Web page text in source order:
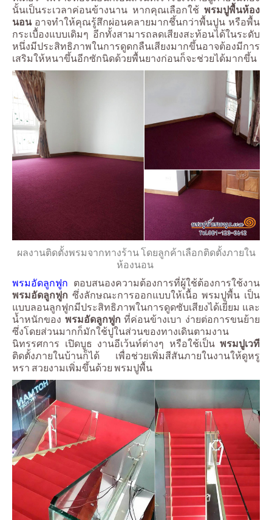
นั้นเป็นระเวลาค่อนข้างนาน หากคุณเลือกใช้ พรมปูพื้นห้อง
นอนอาจทำให้คุณรู้สึกผ่อนคลายมากชึ้นกว่าพื้นปูน หรือพื้น
กระเบื้องแบบเดิมๆ อีกทั้งสามารถลดเสียงสะท้อนได้ในระดับ
หนึ่งมีประสิทธิภาพในการดูดกลืนเสียงมากขึ้นอาจต้องมีการ
เสริมให้หนาขึ้นอีกซักนิดด้วยพื้นยางก่อนก็จะช่วยได้มากขึ้น
ผลงานติดตั้งพรมจากทางร้าน โดยลูกค้าเลือกติดตั้งภายใน
ห้องนอน
พรมอัดลูกฟูก ตอบสนองความต้องการที่ผู้ใช้ต้องการใช้งาน
พรมอัดลูกฟูก ซึ่งลักษณะการออกแบบให้เนื้อ พรมปูพื้น เป็น
แบบลอนลูกฟูกมีประสิทธิภาพในการดูดซับเสียงได้เยี่ยม และ
น้ำหนักของ พรมอัดลูกฟูก ที่ค่อนข้างเบา ง่ายต่อการขนย้าย
ซึ่งโดยส่วนมากก็มักใช้ปูในส่วนของทางเดินตามงาน
นิทรรศการ เปิดบูธ งานอีเว้นท์ต่างๆ หรือใช้เป็น พรมปูเวที
ติดตั้งภายในบ้านก็ได้ เพื่อช่วยเพิ่มสีสันภายในงานให้ดูหรู
หรา สวยงามเพิ่มขึ้นด้วย พรมปูพื้น